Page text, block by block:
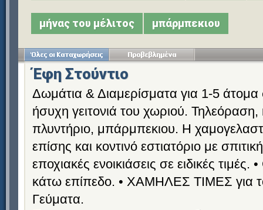
μήνας του μέλιτος μπάρμπεκιου
Έφη Στούντιο
Δωμάτια & Διαμερίσματα για 1-5
ήσυχη γειτονιά του χωριού. Τηλεόραση,
πλυντήριο, μπάρμπεκιου. Η
επίσης και κοντινό εστιατόριο με
εποχιακές ενοικιάσεις σε ειδικές
κάτω επίπεδο. • ΧΑΜΗΛΕΣ ΤΙΜΕΣ για το
Γεύματα.